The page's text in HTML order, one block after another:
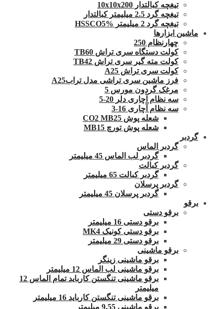
تیغچه کبالتدار 10x10x200
تیغچه گرد 2.5 میلیمتر کبالتدار
تیغچه گرد 2 میلیمتر HSSCO5%
ماشین ابزارها
چهارنظام 250
کولت دستگاه سری تراش TB60
کولت مته گیر سری تراش TB42
کولت سری تراش A25
فرز ماشین سری تراشی مدل ترابA25
مرغک گردون مورس 5
سه نظام آچاری دلر 20-5
سه نظام آچاری 16-3
شعله پوش CO2 MB25
شعله پوش تورچ MB15
گردبر
گردبر الماس
گردبر لب الماس 45 میلیمتر
گردبر کبالت
گردبر کبالت 65 میلیمتر
گردبر پرسلان
گردبر پرسلان 45 میلیمتر
برقو
برقو دستی
برقو دستی 16 میلیمتر
برقو دستی کونیک MK4
برقو دستی 29 میلیمتر
برقو ماشینی
برقو ماشینی زینگر
برقو ماشینی لب الماس 12 میلیمتر
برقو ماشینی تنگستن کارباید تمام الماس 12
میلیمتر
برقو ماشینی تنگستن کارباید 16 میلیمتر
برقو ماشینی 9.55 میلیمتر